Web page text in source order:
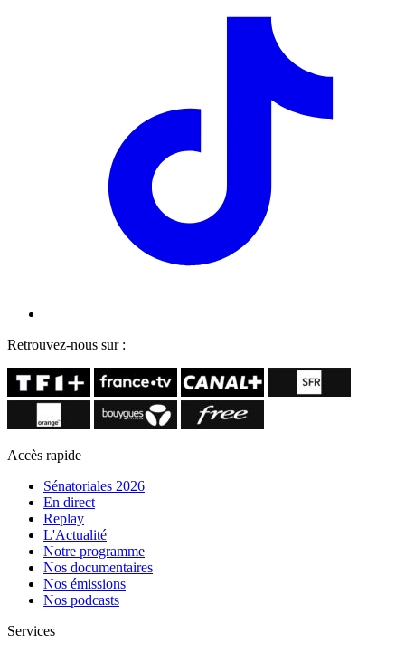
Retrouvez-nous sur :
Accès rapide
Sénatoriales 2026
En direct
Replay
L'Actualité
Notre programme
Nos documentaires
Nos émissions
Nos podcasts
Services